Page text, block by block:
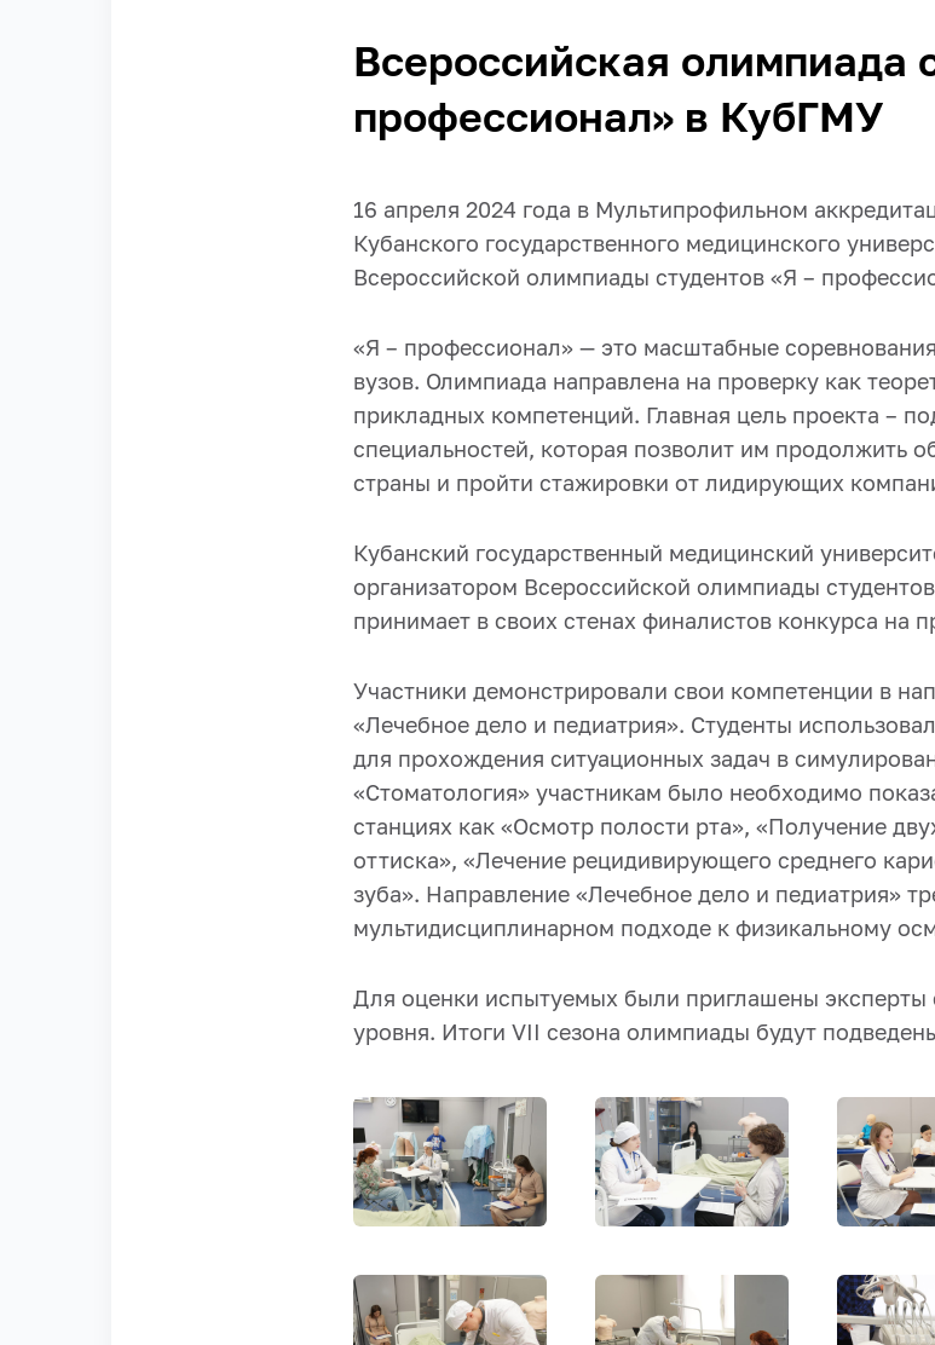
Всероссийская олимпиада
профессионал» в КубГМУ
16 апреля 2024 года в Мультипрофильном
Кубанского государственного медицинского
Всероссийской олимпиады студентов «Я –
«Я – профессионал» — это масштабные
вузов. Олимпиада направлена на проверку как
прикладных компетенций. Главная цель проекта –
специальностей, которая позволит им продолжить
страны и пройти стажировки от лидирующих
Кубанский государственный медицинский
организатором Всероссийской олимпиады
принимает в своих стенах финалистов конкурса на
Участники демонстрировали свои компетенции в
«Лечебное дело и педиатрия». Студенты
для прохождения ситуационных задач в
«Стоматология» участникам было необходимо
станциях как «Осмотр полости рта», «Получение
оттиска», «Лечение рецидивирующего среднего
зуба». Направление «Лечебное дело и педиатрия»
мультидисциплинарном подходе к физикальному
Для оценки испытуемых были приглашены эксперты
уровня. Итоги VII сезона олимпиады будут